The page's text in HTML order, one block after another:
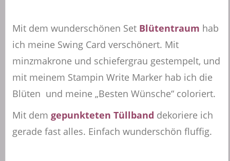
Mit dem wunderschönen SetBlütentraum hab
ich meine Swing Card verschönert. Mit
minzmakrone und schiefergrau gestempelt, und
mit meinem Stampin Write Marker hab ich die
Blüten und meine „Besten Wünsche“ coloriert.
Mit dem gepunkteten Tüllband dekoriere ich
gerade fast alles. Einfach wunderschön fluffig.